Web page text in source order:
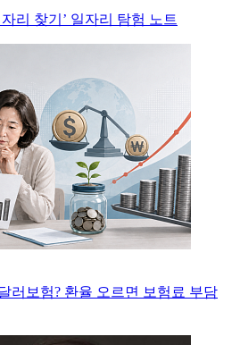
리 찾기’ 일자리 탐험 노트
러보험? 환율 오르면 보험료 부담